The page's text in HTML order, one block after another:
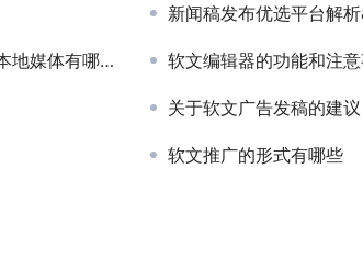
新闻稿发布优选平台解
体有哪些？ 软文编辑器的功能和注
关于软文广告发稿的建议
软文推广的形式有哪些